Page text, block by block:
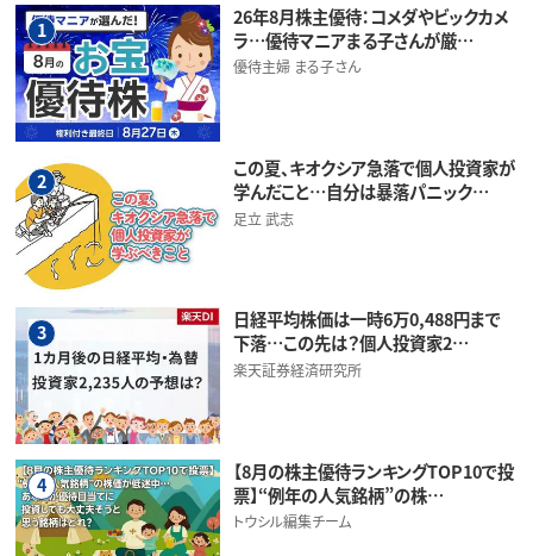
1
26年8月株主優待：コメダやビックカメ
ラ…優待マニアまる子さんが厳…
優待主婦 まる子さん
2
この夏、キオクシア急落で個人投資家が
学んだこと…自分は暴落パニック…
足立 武志
3
日経平均株価は一時6万0,488円まで
下落…この先は？個人投資家2…
楽天証券経済研究所
4
【8月の株主優待ランキングTOP10で投
票】“例年の人気銘柄”の株…
トウシル編集チーム